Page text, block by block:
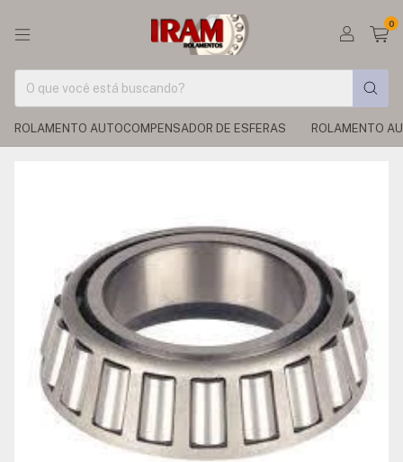
0
ROLAMENTO AUTOCOMPENSADOR DE ESFERAS ROLAMENTO